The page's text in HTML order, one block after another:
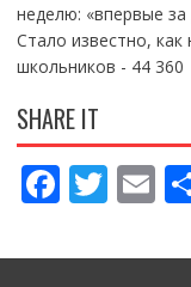
неделю: «впервые за
Стало известно,
школьников - 44 360
SHARE IT
F
ac
e
T
w
itt
E
m
ai